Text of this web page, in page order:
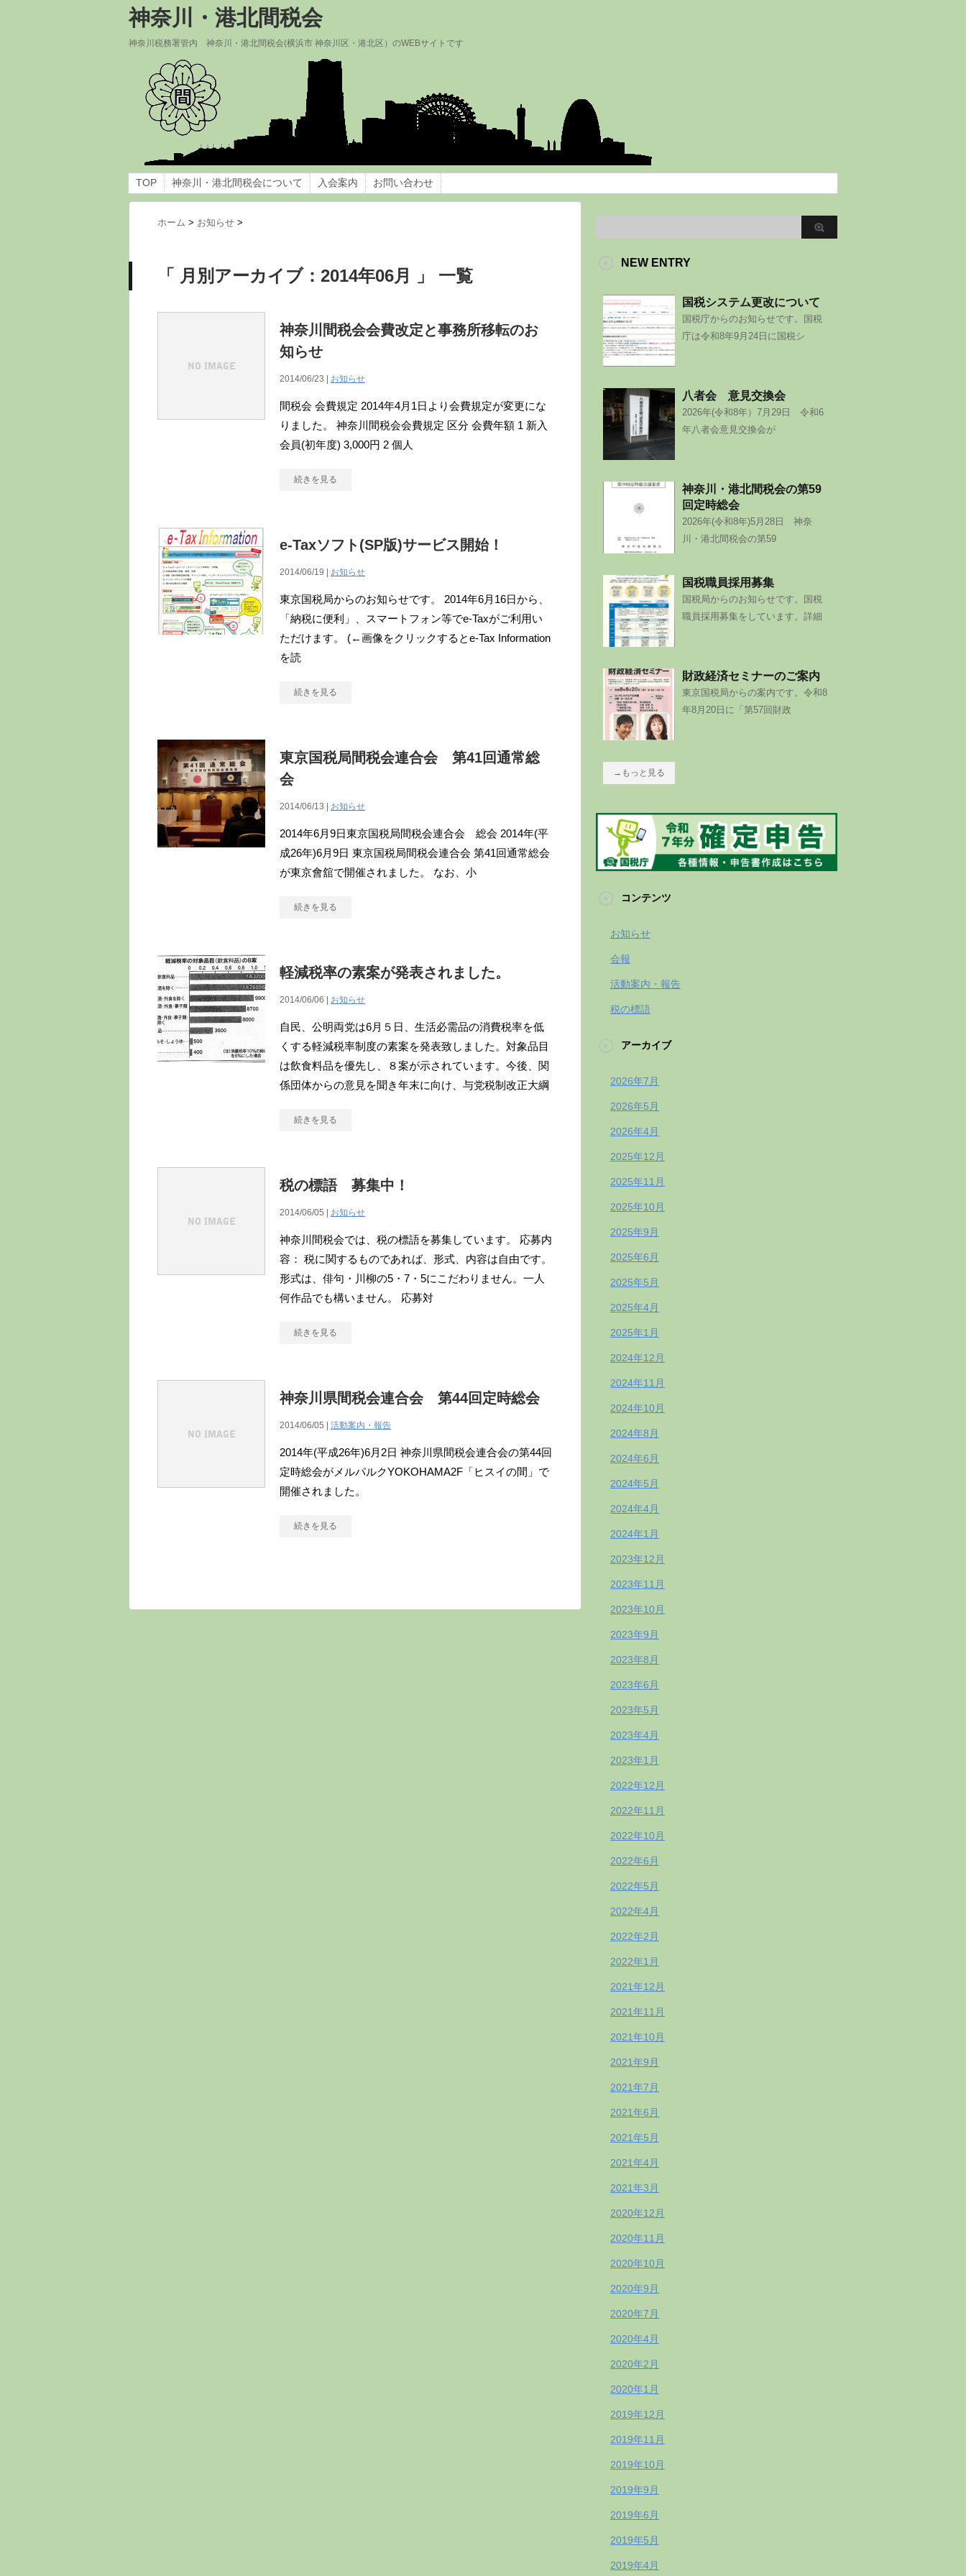
神奈川・港北間税会
神奈川税務署管内 神奈川・港北間税会(横浜市 神奈川区・港北区）のWEBサイトです
TOP 神奈川・港北間税会について 入会案内 お問い合わせ
ホーム > お知らせ >
「 月別アーカイブ：2014年06月 」 一覧
神奈川間税会会費改定と事務所移転のお
知らせ
2014/06/23 | お知らせ
間税会 会費規定 2014年4月1日より会費規定が変更にな
りました。 神奈川間税会会費規定 区分 会費年額 1 新入
会員(初年度) 3,000円 2 個人
続きを見る
e-Taxソフト(SP版)サービス開始！
2014/06/19 | お知らせ
東京国税局からのお知らせです。 2014年6月16日から、
「納税に便利」、スマートフォン等でe-Taxがご利用い
ただけます。 (←画像をクリックするとe-Tax Information
を読
続きを見る
東京国税局間税会連合会 第41回通常総
会
2014/06/13 | お知らせ
2014年6月9日東京国税局間税会連合会 総会 2014年(平
成26年)6月9日 東京国税局間税会連合会 第41回通常総会
が東京會舘で開催されました。 なお、小
続きを見る
軽減税率の素案が発表されました。
2014/06/06 | お知らせ
自民、公明両党は6月５日、生活必需品の消費税率を低
くする軽減税率制度の素案を発表致しました。対象品目
は飲食料品を優先し、８案が示されています。今後、関
係団体からの意見を聞き年末に向け、与党税制改正大綱
続きを見る
税の標語 募集中！
2014/06/05 | お知らせ
神奈川間税会では、税の標語を募集しています。 応募内
容： 税に関するものであれば、形式、内容は自由です。
形式は、俳句・川柳の5・7・5にこだわりません。一人
何作品でも構いません。 応募対
続きを見る
神奈川県間税会連合会 第44回定時総会
2014/06/05 | 活動案内・報告
2014年(平成26年)6月2日 神奈川県間税会連合会の第44回
定時総会がメルパルクYOKOHAMA2F「ヒスイの間」で
開催されました。
続きを見る
NEW ENTRY
国税システム更改について
国税庁からのお知らせです。国税
庁は令和8年9月24日に国税シ
八者会 意見交換会
2026年(令和8年）7月29日 令和6
年八者会意見交換会が
神奈川・港北間税会の第59
回定時総会
2026年(令和8年)5月28日 神奈
川・港北間税会の第59
国税職員採用募集
国税局からのお知らせです。国税
職員採用募集をしています。詳細
財政経済セミナーのご案内
東京国税局からの案内です。令和8
年8月20日に「第57回財政
→もっと見る
コンテンツ
お知らせ
会報
活動案内・報告
税の標語
アーカイブ
2026年7月
2026年5月
2026年4月
2025年12月
2025年11月
2025年10月
2025年9月
2025年6月
2025年5月
2025年4月
2025年1月
2024年12月
2024年11月
2024年10月
2024年8月
2024年6月
2024年5月
2024年4月
2024年1月
2023年12月
2023年11月
2023年10月
2023年9月
2023年8月
2023年6月
2023年5月
2023年4月
2023年1月
2022年12月
2022年11月
2022年10月
2022年6月
2022年5月
2022年4月
2022年2月
2022年1月
2021年12月
2021年11月
2021年10月
2021年9月
2021年7月
2021年6月
2021年5月
2021年4月
2021年3月
2020年12月
2020年11月
2020年10月
2020年9月
2020年7月
2020年4月
2020年2月
2020年1月
2019年12月
2019年11月
2019年10月
2019年9月
2019年6月
2019年5月
2019年4月